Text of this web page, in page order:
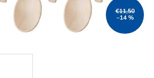
€11,50
–14 %